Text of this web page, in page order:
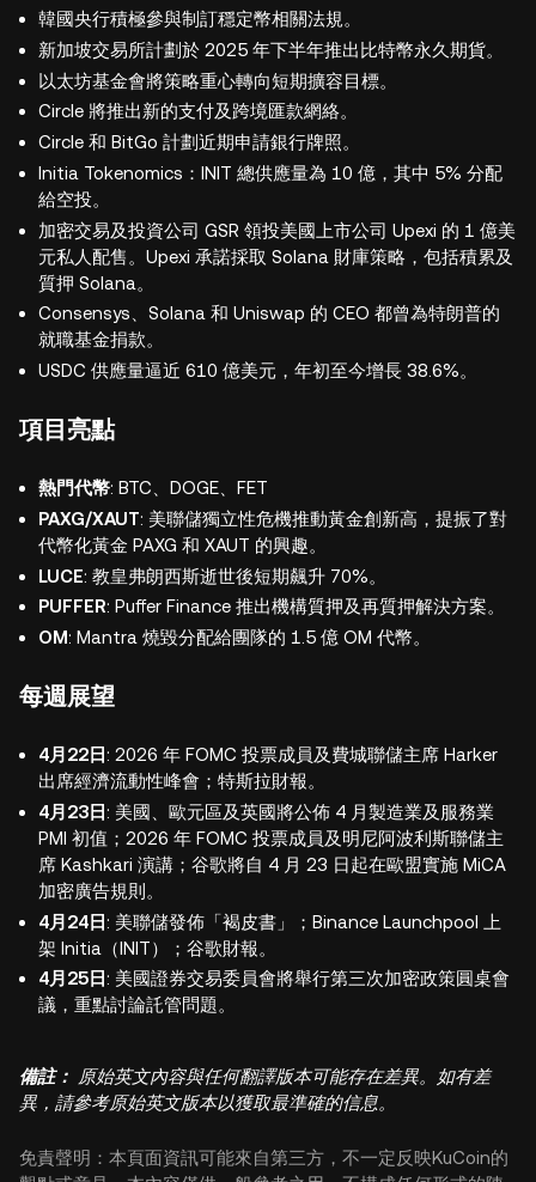
韓國央行積極參與制訂穩定幣相關法規。
新加坡交易所計劃於 2025 年下半年推出比特幣永久期貨。
以太坊基金會將策略重心轉向短期擴容目標。
Circle 將推出新的支付及跨境匯款網絡。
Circle 和 BitGo 計劃近期申請銀行牌照。
Initia Tokenomics：INIT 總供應量為 10 億，其中 5% 分配
給空投。
加密交易及投資公司 GSR 領投美國上市公司 Upexi 的 1 億美
元私人配售。Upexi 承諾採取 Solana 財庫策略，包括積累及
質押 Solana。
Consensys、Solana 和 Uniswap 的 CEO 都曾為特朗普的
就職基金捐款。
USDC 供應量逼近 610 億美元，年初至今增長 38.6%。
項目亮點
熱門代幣: BTC、DOGE、FET
PAXG/XAUT: 美聯儲獨立性危機推動黃金創新高，提振了對
代幣化黃金 PAXG 和 XAUT 的興趣。
LUCE: 教皇弗朗西斯逝世後短期飆升 70%。
PUFFER: Puffer Finance 推出機構質押及再質押解決方案。
OM: Mantra 燒毀分配給團隊的 1.5 億 OM 代幣。
每週展望
4月22日: 2026 年 FOMC 投票成員及費城聯儲主席 Harker
出席經濟流動性峰會；特斯拉財報。
4月23日: 美國、歐元區及英國將公佈 4 月製造業及服務業
PMI 初值；2026 年 FOMC 投票成員及明尼阿波利斯聯儲主
席 Kashkari 演講；谷歌將自 4 月 23 日起在歐盟實施 MiCA
加密廣告規則。
4月24日: 美聯儲發佈「褐皮書」；Binance Launchpool 上
架 Initia（INIT）；谷歌財報。
4月25日: 美國證券交易委員會將舉行第三次加密政策圓桌會
議，重點討論託管問題。
備註： 原始英文內容與任何翻譯版本可能存在差異。如有差
異，請參考原始英文版本以獲取最準確的信息。
免責聲明：本頁面資訊可能來自第三方，不一定反映KuCoin的